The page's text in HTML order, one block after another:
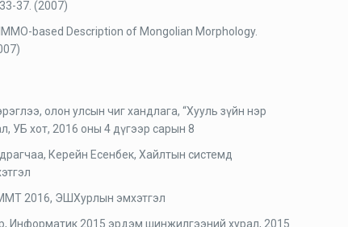
37. (2007)
based Description of Mongolian Morphology.
олон улсын чиг хандлага, “Хууль зүйн нэр
УБ хот, 2016 оны 4 дүгээр сарын 8
Керейн Есенбек, Хайлтын системд
2016, ЭШХурлын эмхэтгэл
Информатик 2015 эрдэм шинжилгээний хурал, 2015